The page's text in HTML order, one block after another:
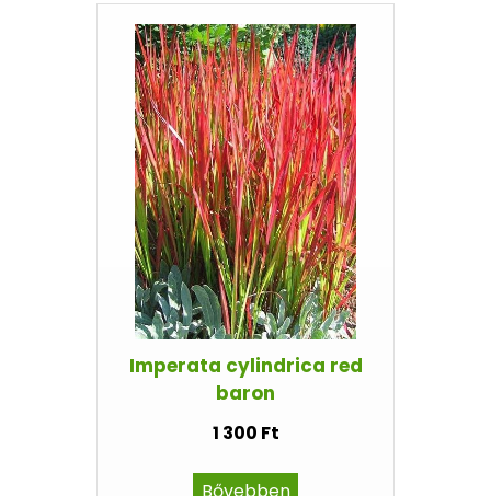
Imperata cylindrica red
baron
1 300 Ft
Bővebben